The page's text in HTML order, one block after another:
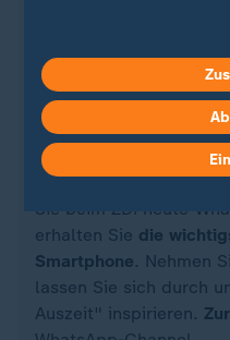
Quelle: dpa
Sie wollen auf dem
Sie beim ZDFheute-
erhalten Sie die
Smartphone. Nehmen
lassen Sie sich durch
Auszeit" inspirieren.